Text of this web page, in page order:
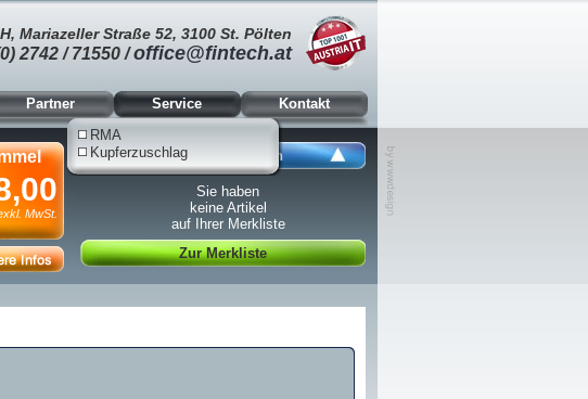
Mariazeller Straße 52, 3100 St. Pölten
2742 / 71550 /office@fintech.at
Partner
Service
RMA
Kupferzuschlag
Kontakt
MwSt.
Ansicht schließen
Sie haben
keine Artikel
auf Ihrer Merkliste
Zur Merkliste